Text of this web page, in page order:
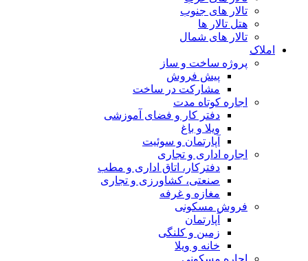
تالار های جنوب
هتل تالار ها
تالار های شمال
املاک
پروژه ساخت و ساز
پیش فروش
مشارکت در ساخت
اجاره کوتاه مدت
دفتر کار و فضای آموزشی
ویلا و باغ
آپارتمان و سوئیت
اجاره اداری و تجاری
دفترکار، اتاق اداری و مطب
صنعتی، کشاورزی و تجاری
مغازه و غرفه
فروش مسکونی
آپارتمان
زمین و کلنگی
خانه و ویلا